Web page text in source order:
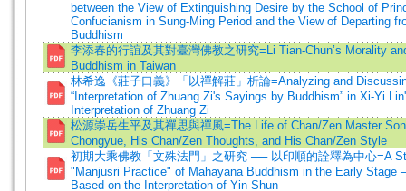
between the View of Extinguishing Desire by the School of
Confucianism in Sung-Ming Period and the View of Departing
Buddhism
李添春的行誼及其對臺灣佛教之研究=Li Tian-Chun’s Morality
Buddhism in Taiwan
林希逸《莊子口義》「以禪解莊」析論=Analyzing and
“Interpretation of Zhuang Zi's Sayings by Buddhism” in Xi-Yi
Interpretation of Zhuang Zi
松源崇岳生平及其禪思與禪風=The Life of Chan/Zen Master
Chongyue, His Chan/Zen Thoughts, and His Chan/Zen Style
初期大乘佛教「文殊法門」之研究 ── 以印順的詮釋為中心=A
"Manjusri Practice" of Mahayana Buddhism in the Early Stage
Based on the Interpretation of Yin Shun